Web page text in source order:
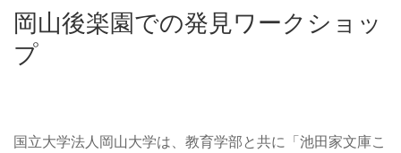
岡山後楽園での発見ワークショッ
プ
国立大学法人岡山大学は、教育学部と共に「池田家文庫こ